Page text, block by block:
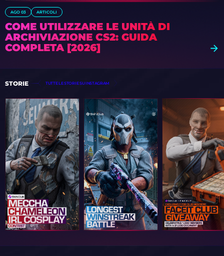
AGO 03 ARTICOLI
COME UTILIZZARE LE UNITÀ DI
ARCHIVIAZIONE CS2: GUIDA
COMPLETA [2026]
STORIE TUTTE LE STORIE SU INSTAGRAM